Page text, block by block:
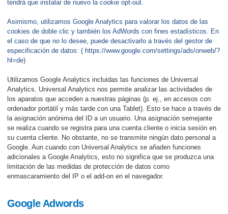
tendrá que instalar de nuevo la cookie opt-out.
Asimismo, utilizamos Google Analytics para valorar los datos de las
cookies de doble clic y también los AdWords con fines estadísticos. En
el caso de que no lo desee, puede desactivarlo a través del gestor de
especificación de datos: ( https://www.google.com/settings/ads/onweb/?
hl=de)
Utilizamos Google Analytics incluidas las funciones de Universal
Analytics. Universal Analytics nos permite analizar las actividades de
los aparatos que acceden a nuestras páginas (p. ej., en accesos con
ordenador portátil y más tarde con una Tablet). Esto se hace a través de
la asignación anónima del ID a un usuario. Una asignación semejante
se realiza cuando se registra para una cuenta cliente o inicia sesión en
su cuenta cliente. No obstante, no se transmite ningún dato personal a
Google. Aun cuando con Universal Analytics se añaden funciones
adicionales a Google Analytics, esto no significa que se produzca una
limitación de las medidas de protección de datos como
enmascaramiento del IP o el add-on en el navegador.
Google Adwords